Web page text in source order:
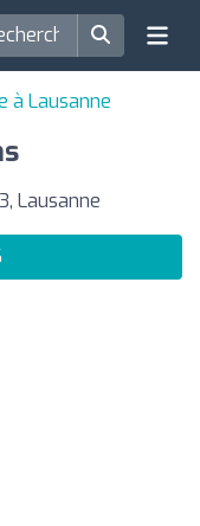
à Lausanne
Lausanne